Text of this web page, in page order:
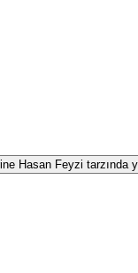
Hasan Feyzi